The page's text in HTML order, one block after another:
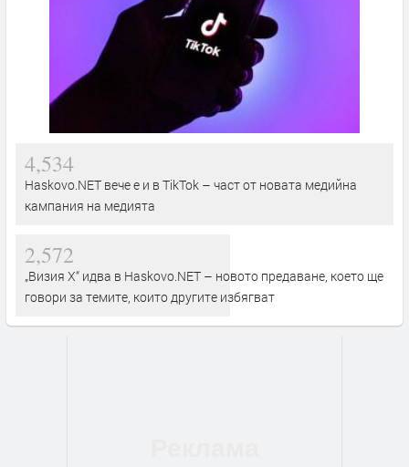
4,534
Haskovo.NET вече е и в TikTok – част от новата медийна
кампания на медията
2,572
„Визия Х“ идва в Haskovo.NET – новото предаване, което ще
говори за темите, които другите избягват